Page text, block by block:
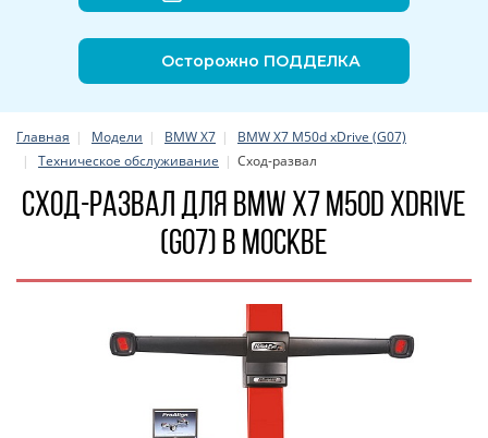
Осторожно ПОДДЕЛКА
Главная Модели BMW X7
BMW X7 M50d xDrive (G07)
Техническое обслуживание
Сход-развал
Сход-развал для BMW X7 M50d xDrive
(G07) в Москве